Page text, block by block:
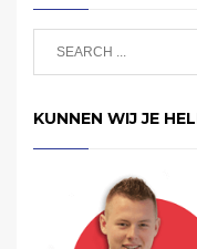
KUNNEN WIJ JE